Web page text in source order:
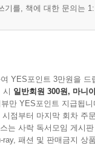
기를, 책에 대한 문의는
YES포인트 3만원을 드
시 일반회원 300원, 마니
만 YES포인트 지급됩니
점부터 마지막 회차 주
는 사락 독서모임 게시
ray, 패션 및 판매금지 상